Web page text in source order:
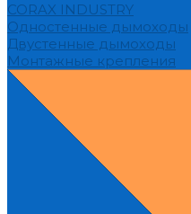
CORAX INDUSTRY
Одностенные дымоходы
Двустенные дымоходы
Монтажные крепления